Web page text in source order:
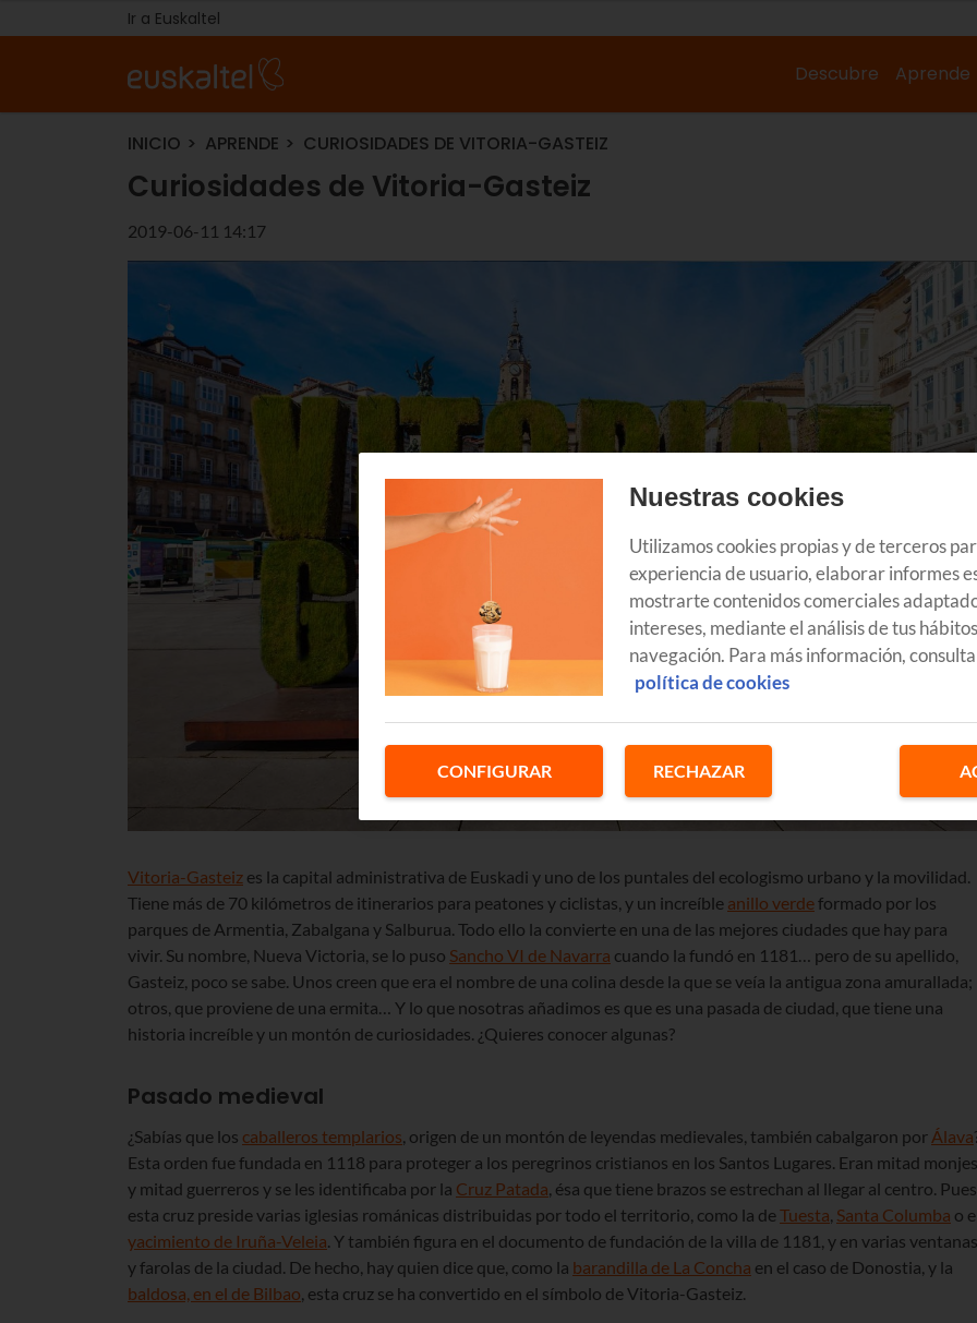
Ir a Euskaltel
Descubre Aprende
INICIO APRENDE CURIOSIDADES DE VITORIA-GASTEIZ
Curiosidades de Vitoria-Gasteiz
2019-06-11 14:17
Vitoria-Gasteiz es la capital administrativa de Euskadi y uno de los puntales del ecologismo urbano y la movilidad.
Tiene más de 70 kilómetros de itinerarios para peatones y ciclistas, y un increíble anillo verdeformado por los
parques de Armentia, Zabalgana y Salburua. Todo ello la convierte en una de las mejores ciudades que hay para
vivir. Su nombre, Nueva Victoria, se lo puso Sancho VI de Navarra cuando la fundó en 1181… pero de su apellido,
Gasteiz, poco se sabe. Unos creen que era el nombre de una colina desde la que se veía la antigua zona amurallada;
otros, que proviene de una ermita… Y lo que nosotras añadimos es que es una pasada de ciudad, que tiene una
historia increíble y un montón de curiosidades. ¿Quieres conocer algunas?
Pasado medieval
¿Sabías que los caballeros templarios, origen de un montón de leyendas medievales, también cabalgaron por Álava
Esta orden fue fundada en 1118 para proteger a los peregrinos cristianos en los Santos Lugares. Eran mitad monjes
y mitad guerreros y se les identificaba por la Cruz Patada, ésa que tiene brazos se estrechan al llegar al centro. Pues
esta cruz preside varias iglesias románicas distribuidas por todo el territorio, como la deTuesta, Santa Columba o
yacimiento de Iruña-Veleia. Y también figura en el documento de fundación de la villa de 1181, y en varias ventanas
y farolas de la ciudad. De hecho, hay quien dice que, como la barandilla de La Concha en el caso de Donostia, y la
baldosa, en el de Bilbao, esta cruz se ha convertido en el símbolo de Vitoria-Gasteiz.
Nuestras cookies
Utilizamos cookies propias y de terceros
experiencia de usuario, elaborar informes
mostrarte contenidos comerciales
intereses, mediante el análisis de tus
navegación. Para más información,
política de cookies
CONFIGURAR RECHAZAR